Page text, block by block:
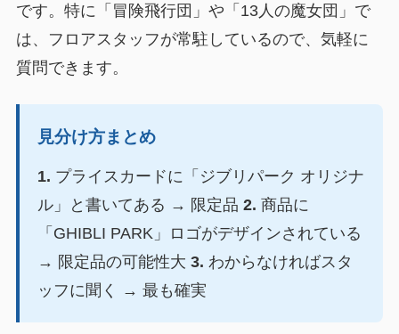
です。特に「冒険飛行団」や「13人の魔女団」で
は、フロアスタッフが常駐しているので、気軽に
質問できます。
見分け方まとめ
1. プライスカードに「ジブリパーク オリジナ
ル」と書いてある → 限定品 2. 商品に
「GHIBLI PARK」ロゴがデザインされている
→ 限定品の可能性大 3. わからなければスタ
ッフに聞く → 最も確実